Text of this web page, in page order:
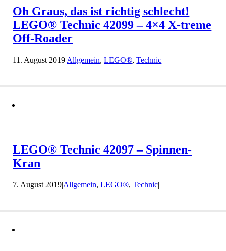
Oh Graus, das ist richtig schlecht!
LEGO® Technic 42099 – 4×4 X-treme
Off-Roader
11. August 2019|Allgemein,LEGO®,Technic|
LEGO® Technic 42097 – Spinnen-
Kran
7. August 2019|Allgemein,LEGO®,Technic|